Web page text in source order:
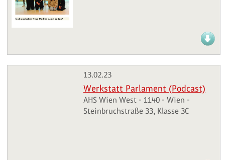
13.02.23
Werkstatt Parlament (Podcast)
AHS Wien West - 1140 - Wien -
Steinbruchstraße 33, Klasse 3C